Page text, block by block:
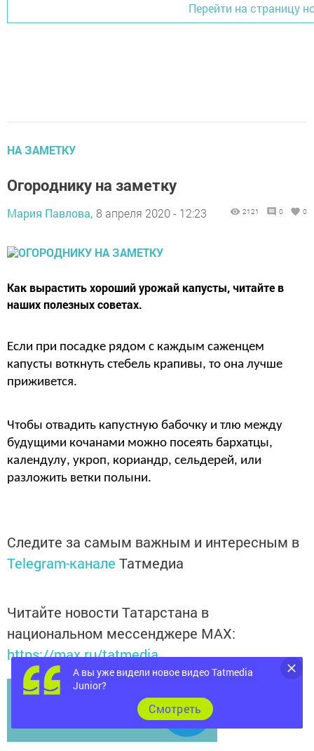
Перейти на страницу
НА ЗАМЕТКУ
Огороднику на заметку
Мария Павлова, 8 апреля 2020 - 12:23 2121 0 0
Как вырастить хороший урожай капусты, читайте в
наших полезных советах.
Если при посадке рядом с каждым саженцем
капусты воткнуть стебель крапивы, то она лучше
приживется.
Чтобы отвадить капустную бабочку и тлю между
будущими кочанами можно посеять бархатцы,
календулу, укроп, кориандр, сельдерей, или
разложить ветки полыни.
Следите за самым важным и интересным в
Telegram-канале Татмедиа
Читайте новости Татарстана в
национальном мессенджере MАХ:
https://max.ru/tatmedia
А вы уже видели новое видео Tatmedia
Junior?
Cмотреть